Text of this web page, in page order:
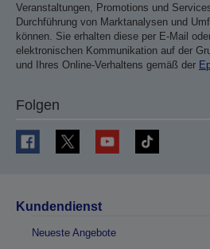
Veranstaltungen, Promotions und
Durchführung von Marktanalysen und
können. Sie erhalten diese per E-Mail
elektronischen Kommunikation auf der
und Ihres Online-Verhaltens gemäß der
Folgen
Kundendienst
Neueste Angebote